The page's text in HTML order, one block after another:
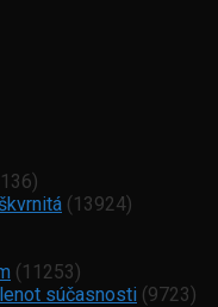
(13924)
(11253)
súčasnosti (9723)